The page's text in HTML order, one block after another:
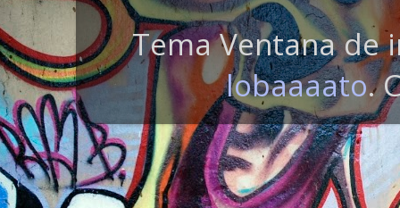
Tema Ventana de
lobaaaato.